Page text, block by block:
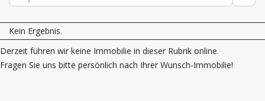
Kein Ergebnis.
Derzeit führen wir keine Immobilie in dieser Rubrik online.
Fragen Sie uns bitte persönlich nach Ihrer Wunsch-Immobilie!